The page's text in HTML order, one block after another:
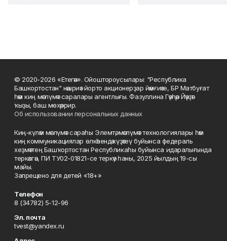
© 2020-2026 «Етегән». Ойоштороусылары: "Республика
Башкортостан" нәшриәт йорто акционерҙар йәмғиәте, БР Матбуғат
һәм киң мәғлүмәт саралары агентлығы. Фазуллина Гәүһәр Йәүҙәт
ҡыҙы, баш мөхәррир.
Об использовании персональных данных
Киң-күләм мәғлүмәт сараһы Элемтә, мәғлүмәт технологиялары һәм
киң коммуникациялар өлкәһендә күҙәтеү буйынса федераль
хеҙмәттең Башҡортостан Республикаһы буйынса идаралығында
теркәлгән, ПИ ТУ02-01821-се теркәү һаны, 2025 йылдың 19-сы
майы.
Запрещено для детей «18+»
Телефон
8 (34782) 5-12-96
Эл. почта
tvest@yandex.ru